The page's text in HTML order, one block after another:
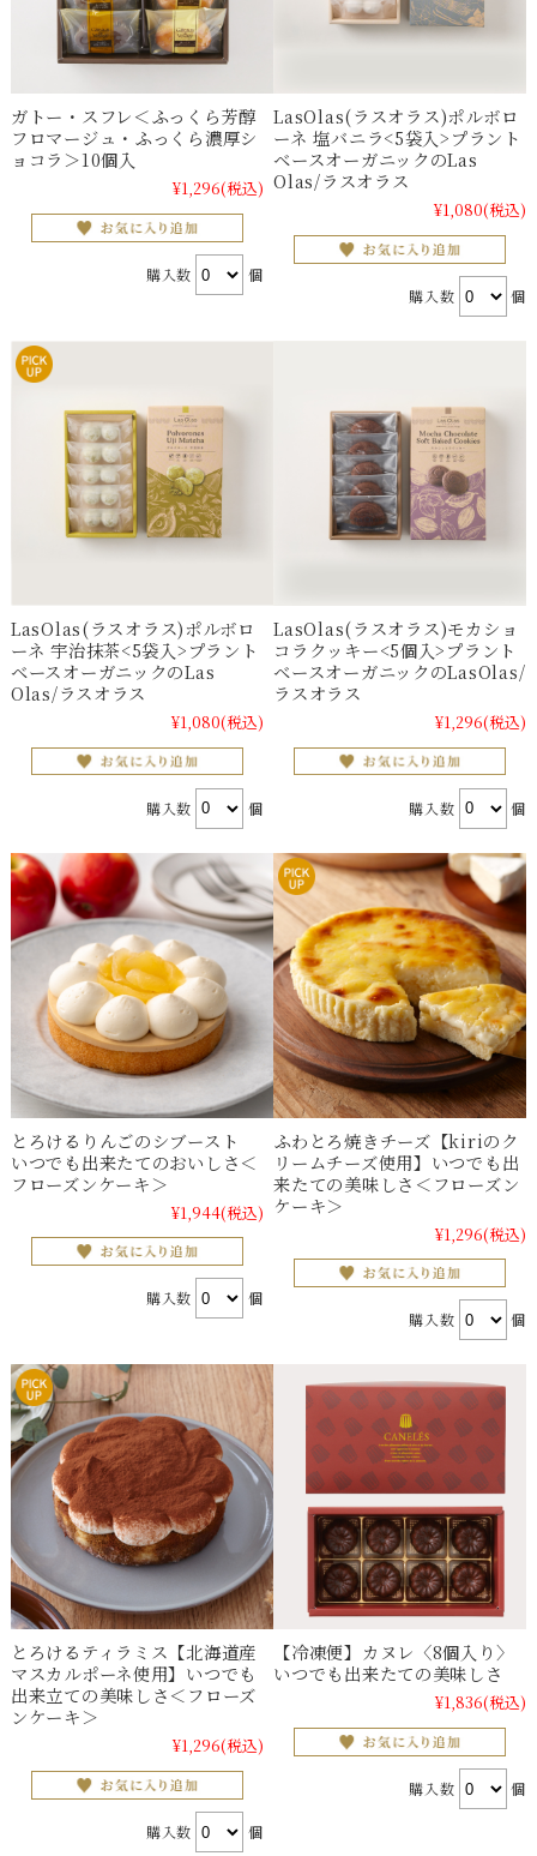
ガトー・スフレ＜ふっくら芳醇
フロマージュ・ふっくら濃厚シ
ョコラ＞10個入
¥1,296(税込)
購入数 個
LasOlas(ラスオラス)ポルボロ
ーネ 塩バニラ<5袋入>プラント
ベースオーガニックのLas
Olas/ラスオラス
¥1,080(税込)
購入数 個
LasOlas(ラスオラス)ポルボロ
ーネ 宇治抹茶<5袋入>プラント
ベースオーガニックのLas
Olas/ラスオラス
¥1,080(税込)
購入数 個
LasOlas(ラスオラス)モカショ
コラクッキー<5個入>プラント
ベースオーガニックのLasOlas/
ラスオラス
¥1,296(税込)
購入数 個
とろけるりんごのシブースト
いつでも出来たてのおいしさ＜
フローズンケーキ＞
¥1,944(税込)
購入数 個
ふわとろ焼きチーズ【kiriのク
リームチーズ使用】いつでも出
来たての美味しさ＜フローズン
ケーキ＞
¥1,296(税込)
購入数 個
とろけるティラミス【北海道産
マスカルポーネ使用】いつでも
出来立ての美味しさ＜フローズ
ンケーキ＞
¥1,296(税込)
購入数 個
【冷凍便】カヌレ〈8個入り〉
いつでも出来たての美味しさ
¥1,836(税込)
購入数 個